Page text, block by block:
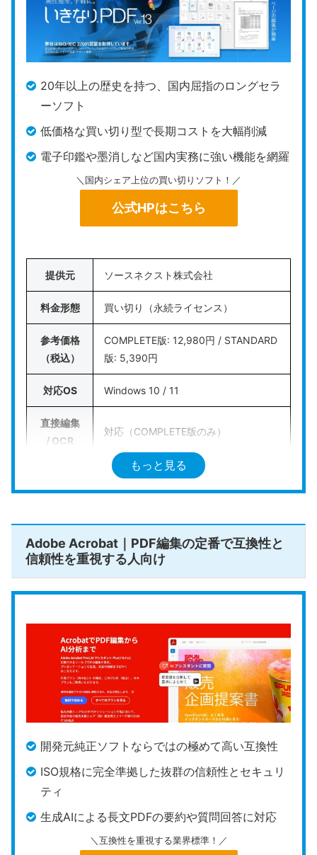
20年以上の歴史を持つ、国内屈指のロングセラ
ーソフト
低価格な買い切り型で長期コストを大幅削減
電子印鑑や墨消しなど国内実務に強い機能を網羅
＼国内シェア上位の買い切りソフト！／
公式HPはこちら
提供元 ソースネクスト株式会社
料金形態 買い切り（永続ライセンス）
参考価格
（税込）
COMPLETE版: 12,980円 / STANDARD
版: 5,390円
対応OS Windows 10 / 11
直接編集
/ OCR
対応（COMPLETE版のみ）
/ 墨消し
対応（COMPLETE版のみ）
対応（Ver.13新機能: スキャンデータ自
動分割）
公式HP
t/pdf/
シーンで圧倒的な支持を集める永続ライセンス型の
PDF編集ソフトです。サブスクリプションのように
毎月の支払いを続ける必要がないため、ランニング
コストを抑えて編集環境を整えたいビジネスパーソ
上位モデルであるCOMPLETE版に搭載されている
ック製の高精度OCRエンジンなど。STANDARD版
はページの結合や分割などの基本操作のみに対応し
もっと見る
Adobe Acrobat｜PDF編集の定番で互換性と
信頼性を重視する人向け
開発元純正ソフトならではの極めて高い互換性
ISO規格に完全準拠した抜群の信頼性とセキュリ
ティ
生成AIによる長文PDFの要約や質問回答に対応
＼互換性を重視する業界標準！／